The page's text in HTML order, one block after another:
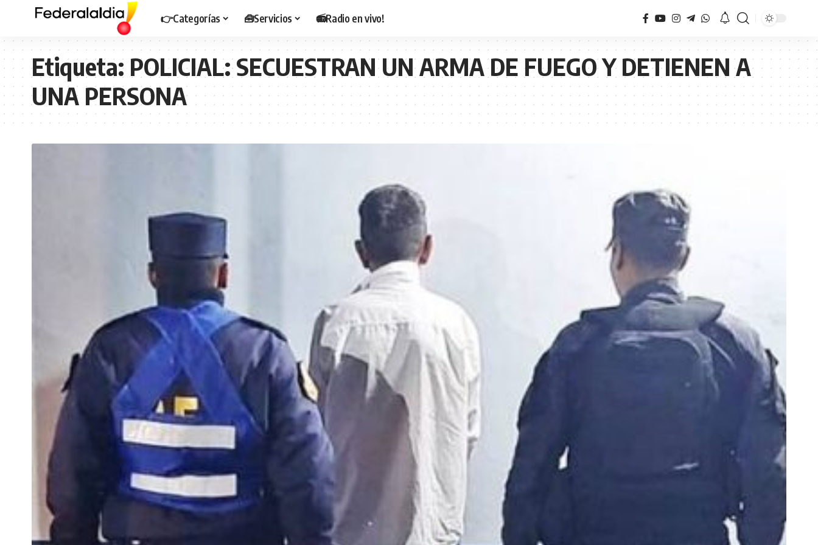
👉Categorías 🧰Servicios 📻Radio en vivo!
Etiqueta: POLICIAL: SECUESTRAN UN ARMA DE FUEGO Y DETIENEN A
UNA PERSONA